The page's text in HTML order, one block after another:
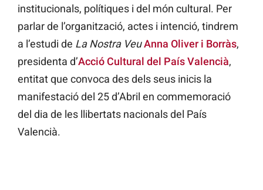
institucionals, polítiques i del món cultural. Per
parlar de l’organització, actes i intenció, tindrem
a l’estudi de La Nostra VeuAnna Oliver i Borràs,
presidenta d’Acció Cultural del País Valencià,
entitat que convoca des dels seus inicis la
manifestació del 25 d’Abril en commemoració
del dia de les llibertats nacionals del País
Valencià.